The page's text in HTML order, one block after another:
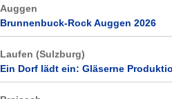
Auggen
Brunnenbuck-Rock Auggen 2026
Laufen (Sulzburg)
Ein Dorf lädt ein: Gläserne